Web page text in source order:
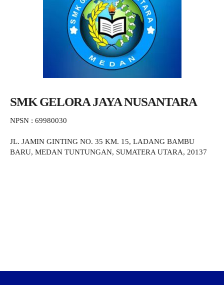
SMK GELORA JAYA NUSANTARA
NPSN : 69980030
JL. JAMIN GINTING NO. 35 KM. 15, LADANG BAMBU
BARU, MEDAN TUNTUNGAN, SUMATERA UTARA, 20137